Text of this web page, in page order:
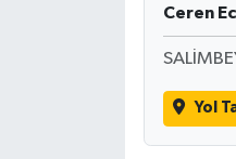
Ceren
Yol
İLÇE HABERLERİ
KÜLTÜR-SANAT